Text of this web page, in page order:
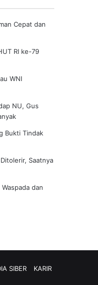
Cepat dan
RI ke-79
WNI
NU, Gus
Bukti Tindak
Saatnya
dan
SIBER KARIR